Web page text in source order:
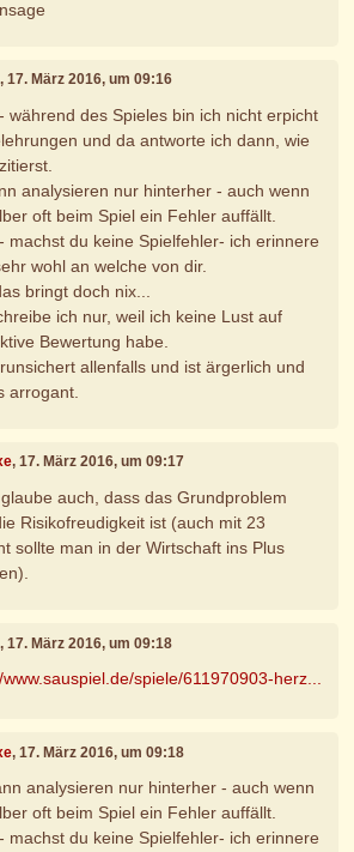
, 17. März 2016, um 09:16
während des Spieles bin ich nicht erpicht
und da antworte ich dann, wie
analysieren nur hinterher - auch wenn
oft beim Spiel ein Fehler auffällt.
machst du keine Spielfehler- ich erinnere
wohl an welche von dir.
bringt doch nix...
ich nur, weil ich keine Lust auf
Bewertung habe.
allenfalls und ist ärgerlich und
arrogant.
, 17. März 2016, um 09:17
auch, dass das Grundproblem
Risikofreudigkeit ist (auch mit 23
sollte man in der Wirtschaft ins Plus
, 17. März 2016, um 09:18
spiele/611970903-herz...
, 17. März 2016, um 09:18
analysieren nur hinterher - auch wenn
oft beim Spiel ein Fehler auffällt.
machst du keine Spielfehler- ich erinnere